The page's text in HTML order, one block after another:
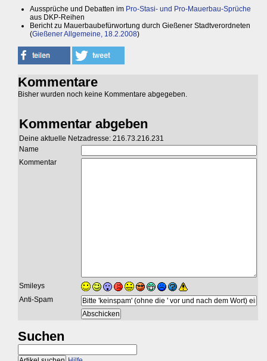
Aussprüche und Debatten im Pro-Stasi- und Pro-Mauerbau-Sprüche
aus DKP-Reihen
Bericht zu Mauerbaubefürwortung durch Gießener Stadtverordneten
(Gießener Allgemeine, 18.2.2008)
Kommentare
Bisher wurden noch keine Kommentare abgegeben.
Kommentar abgeben
Deine aktuelle Netzadresse: 216.73.216.231
Name
Kommentar
Smileys
Anti-Spam
Suchen